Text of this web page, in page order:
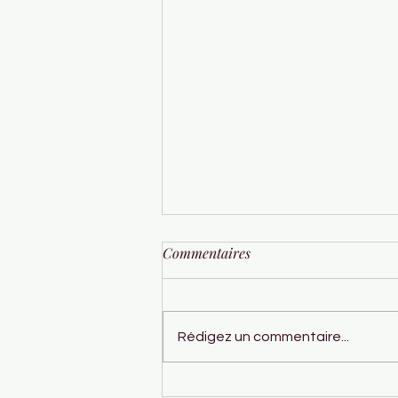
Glace à la Rhubarbe
Commentaires
Rédigez un commentaire...